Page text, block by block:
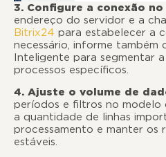
3. Configure a conexão no
endereço do servidor e a
Bitrix24 para estabelecer a
necessário, informe também
Inteligente para segmentar
processos específicos.
4. Ajuste o volume de
períodos e filtros no modelo
a quantidade de linhas
processamento e manter os
estáveis.